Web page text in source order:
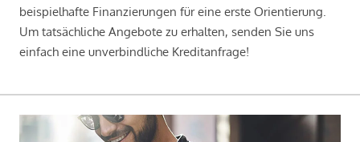
beispielhafte Finanzierungen für eine erste Orientierung.
Um tatsächliche Angebote zu erhalten, senden Sie uns
einfach eine unverbindliche Kreditanfrage!